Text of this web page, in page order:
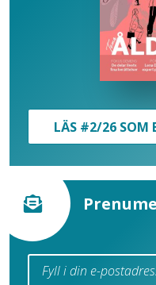
LÄS #2/26 SOM